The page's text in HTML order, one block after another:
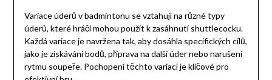
Variace úderů v badmintonu se vztahují na různé typy
úderů, které hráči mohou použít k zasáhnutí shuttlecocku.
Každá variace je navržena tak, aby dosáhla specifických cílů,
jako je získávání bodů, příprava na další úder nebo narušení
rytmu soupeře. Pochopení těchto variací je klíčové pro